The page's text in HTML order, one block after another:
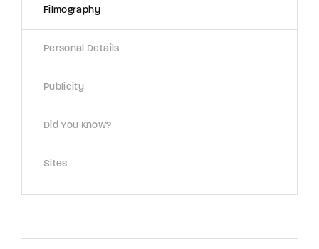
Filmography
Personal Details
Publicity
Did You Know?
Sites